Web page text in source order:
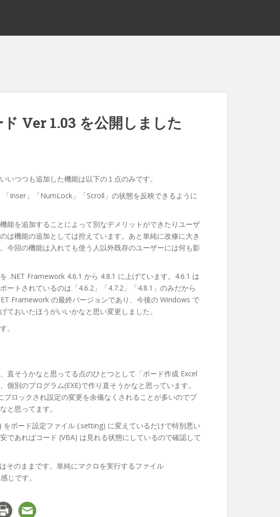
Ver 1.03 を公開しました
いつつも追加した機能は以下の１点のみです。
Inser」「NumLock」「Scroll」の状態を反映できるように
能を追加することによって別なデメリットができたりユーザ
は機能の追加としては控えています。あと単純に改修に大き
今回の機能は入れても使う人以外既存のユーザーには何も影
.NET Framework 4.6.1 から 4.8.1 に上げています。4.6.1 は
ートされているのは「4.6.2」「4.7.2」「4.8.1」のみだから
Framework の最終バージョンであり、今後の Windows で
ておいたほうがいいかなと思い変更しました。
。
直そうかなと思ってる点のひとつとして「ボード作成 Excel
別のプログラム(EXE)で作り直そうかなと思っています。
ブロックされ設定の変更を余儀なくされることが多いのでプ
と思ってます。
をボード設定ファイル (.setting) に変えているだけで特別悪い
であればコード (VBA) は見れる状態にしているので確認して
そのままです。単純にマクロを実行するファイル
じです。